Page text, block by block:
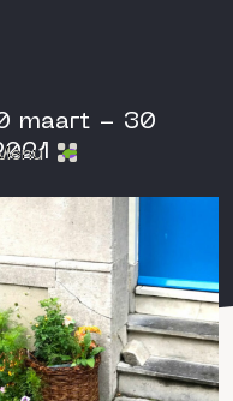
maart - 30